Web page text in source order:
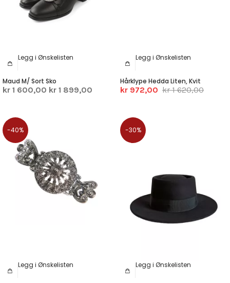
Legg i Ønskelisten
Maud M/ Sort Sko
kr 1 600,00 kr 1 899,00
Legg i Ønskelisten
Hårklype Hedda Liten, Kvit
kr 972,00 kr 1 620,00
-40%
Legg i Ønskelisten
-30%
Legg i Ønskelisten